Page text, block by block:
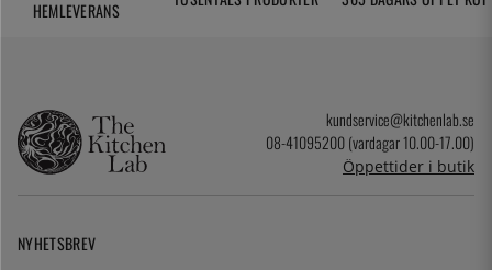
HEMLEVERANS
kundservice@kitchenlab.se
08-41095200 (vardagar 10.00-17.00)
Öppettider i butik
NYHETSBREV